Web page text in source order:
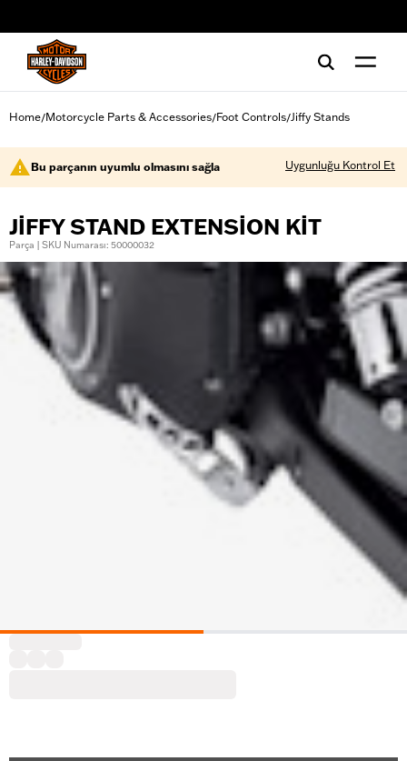
Home/Motorcycle Parts & Accessories/Foot Controls/Jiffy Stands
Bu parçanın uyumlu olmasını sağla Uygunluğu Kontrol Et
JIFFY STAND EXTENSION KIT
Parça | SKU Numarası: 50000032